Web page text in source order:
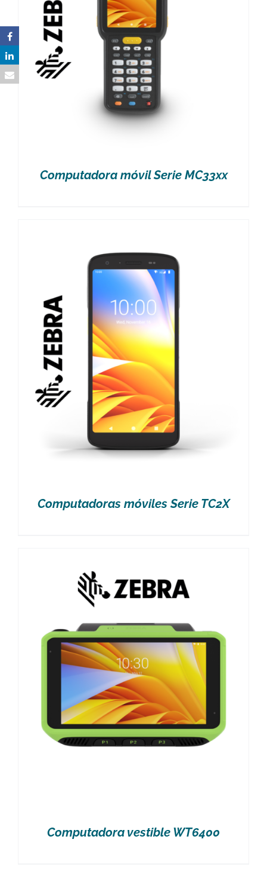
Computadora móvil Serie MC33xx
Computadoras móviles Serie TC2X
Computadora vestible WT6400